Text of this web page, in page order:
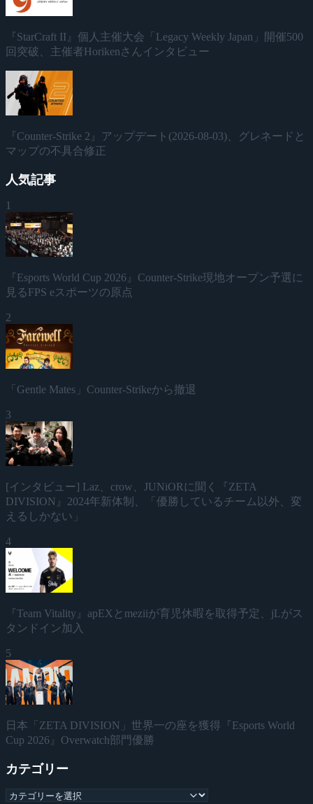
『StarCraft II』個人主催大会「Legacy Weekly Japan」開催500
回突破、主催者Horikenさんインタビュー
『Counter-Strike 2』アップデート(2026-08-03)、グレネードと
マップの不具合修正
人気記事
1
『Esports World Cup 2026』Counter-Strike現地オープン予選に
見るFPS eスポーツの原点
2
「Gentle Mates」Counter-Strikeから撤退
3
[インタビュー] Laz、crow、JUNiORに聞く『ZETA
DIVISION』2024年新体制、「優勝しているチーム以外、変
えるしかない」
4
『Team Vitality』apEXとmeziiが育児休暇を取得予定、jLがス
タンドイン加入
5
日本「ZETA DIVISION」世界一の座を獲得『Esports World
Cup 2026』Overwatch部門優勝
カテゴリー